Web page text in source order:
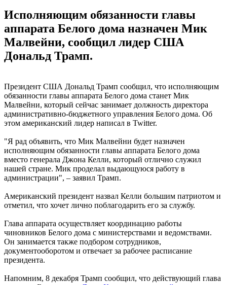
Исполняющим обязанности главы
аппарата Белого дома назначен Мик
Малвейни, сообщил лидер США
Дональд Трамп.
Президент США Дональд Трамп сообщил, что исполняющим
обязанности главы аппарата Белого дома станет Мик
Малвейни, который сейчас занимает должность директора
административно-бюджетного управления Белого дома. Об
этом американский лидер написал в Twitter.
"Я рад объявить, что Мик Малвейни будет назначен
исполняющим обязанности главы аппарата Белого дома
вместо генерала Джона Келли, который отлично служил
нашей стране. Мик проделал выдающуюся работу в
администрации", – заявил Трамп.
Американский президент назвал Келли большим патриотом и
отметил, что хочет лично поблагодарить его за службу.
Глава аппарата осуществляет координацию работы
чиновников Белого дома с министерствами и ведомствами.
Он занимается также подбором сотрудников,
документооборотом и отвечает за рабочее расписание
президента.
Напомним, 8 декабря Трамп сообщил, что действующий глава